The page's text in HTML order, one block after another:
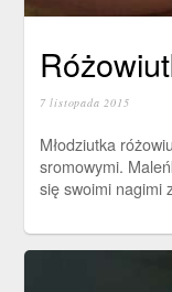
7 listopada 2015
Młodziutka
sromowymi.
się swoimi nagimi